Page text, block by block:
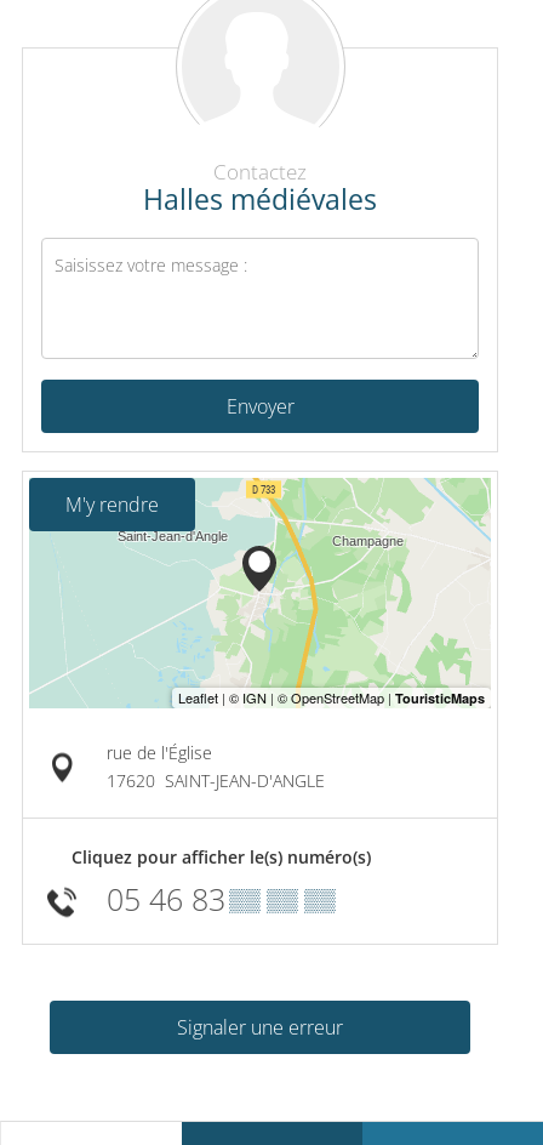
Contactez
Halles médiévales
Envoyer
M'y rendre
rue de l'Église
17620 SAINT-JEAN-D'ANGLE
Cliquez pour afficher le(s) numéro(s)
05 46 83▒▒ ▒▒ ▒▒
Signaler une erreur